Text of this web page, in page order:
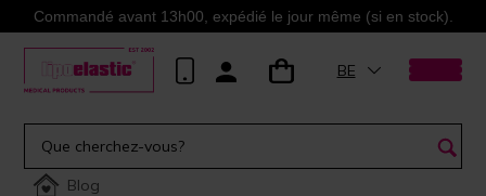
Commandé avant 13h00, expédié le jour même (si en stock).
BE
Blog